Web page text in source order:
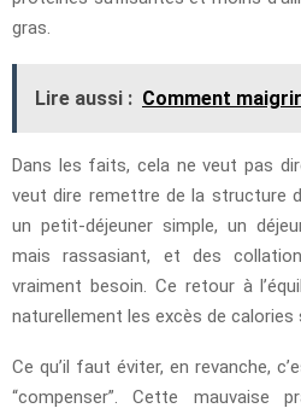
gras.
Lire aussi : Comment
Dans les faits, cela ne veut pas
veut dire remettre de la structure
un petit-déjeuner simple, un
mais rassasiant, et des
vraiment besoin. Ce retour à
naturellement les excès de calories
Ce qu’il faut éviter, en revanche,
“compenser”. Cette mauvaise